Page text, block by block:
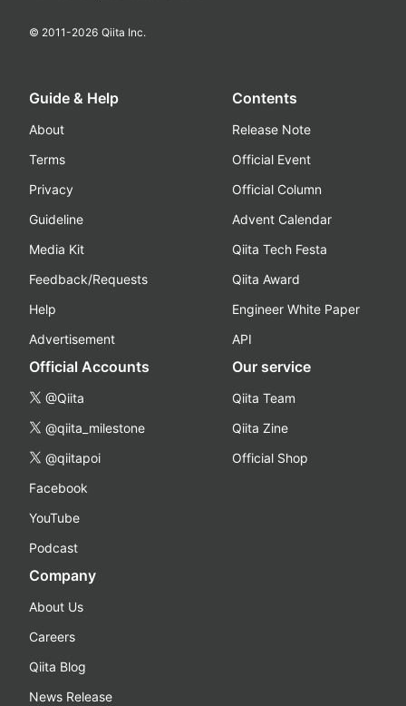
© 2011-2026 Qiita Inc.
Guide & Help
About
Terms
Privacy
Guideline
Media Kit
Feedback/Requests
Help
Advertisement
Contents
Release Note
Official Event
Official Column
Advent Calendar
Qiita Tech Festa
Qiita Award
Engineer White Paper
API
Official Accounts
@Qiita
@qiita_milestone
@qiitapoi
Facebook
YouTube
Podcast
Our service
Qiita Team
Qiita Zine
Official Shop
Company
About Us
Careers
Qiita Blog
News Release